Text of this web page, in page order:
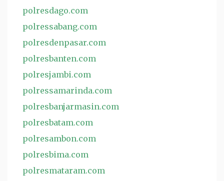
polresdago.com
polressabang.com
polresdenpasar.com
polresbanten.com
polresjambi.com
polressamarinda.com
polresbanjarmasin.com
polresbatam.com
polresambon.com
polresbima.com
polresmataram.com